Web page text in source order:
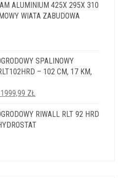
ALUMINIUM 425X 295X 310
WIATA ZABUDOWA
SPALINOWY
– 102 CM, 17 KM,
ZŁ.
ZŁ
WYNOSI:
11999,99 ZŁ.
RIWALL RLT 92 HRD